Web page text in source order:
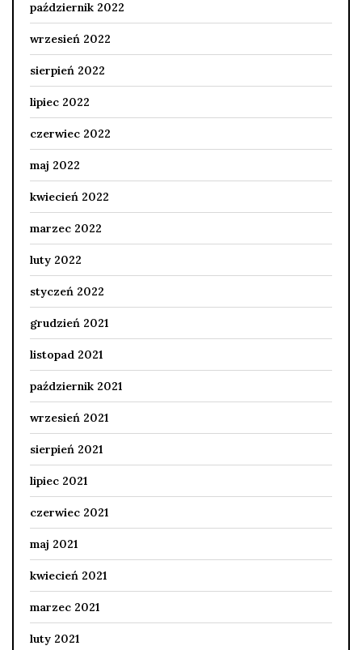
październik 2022
wrzesień 2022
sierpień 2022
lipiec 2022
czerwiec 2022
maj 2022
kwiecień 2022
marzec 2022
luty 2022
styczeń 2022
grudzień 2021
listopad 2021
październik 2021
wrzesień 2021
sierpień 2021
lipiec 2021
czerwiec 2021
maj 2021
kwiecień 2021
marzec 2021
luty 2021